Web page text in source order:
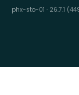
phx-sto-01 · 26.7.1